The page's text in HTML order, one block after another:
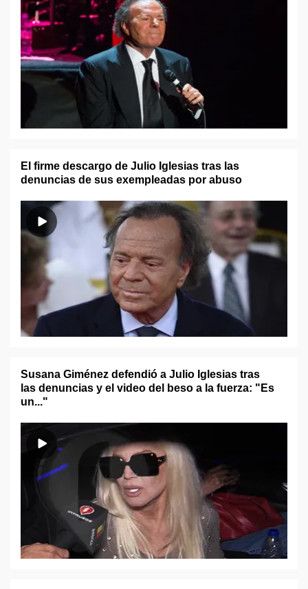
El firme descargo de Julio Iglesias tras las
denuncias de sus exempleadas por abuso
Susana Giménez defendió a Julio Iglesias tras
las denuncias y el video del beso a la fuerza: "Es
un..."